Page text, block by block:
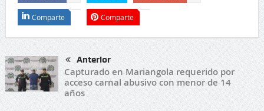
Comparte Comparte
Anterior
Capturado en Mariangola requerido por
acceso carnal abusivo con menor de 14
años